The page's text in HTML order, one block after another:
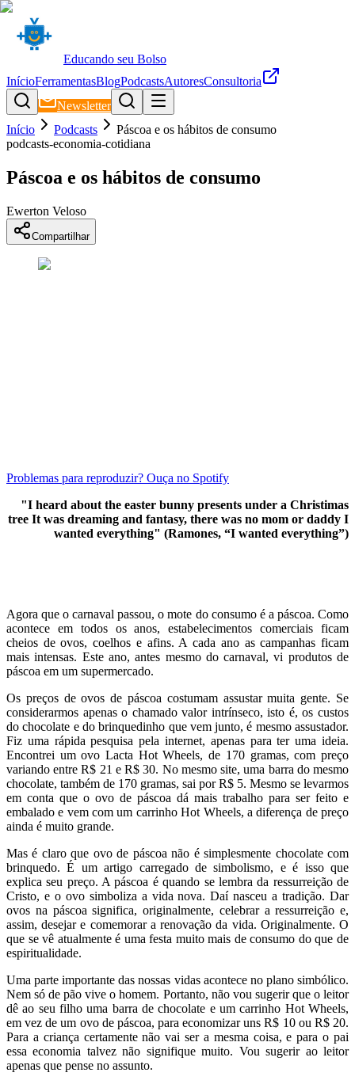
Educando seu Bolso
InícioFerramentasBlogPodcastsAutoresConsultoria
Newsletter
Início
Podcasts
Páscoa e os hábitos de consumo
podcasts-economia-cotidiana
Páscoa e os hábitos de consumo
Ewerton Veloso
Compartilhar
Problemas para reproduzir? Ouça no Spotify
"I heard about the easter bunny presents under a Christimas
tree It was dreaming and fantasy, there was no mom or daddy I
wanted everything" (Ramones, “I wanted everything”)
Agora que o carnaval passou, o mote do consumo é a páscoa. Como
acontece em todos os anos, estabelecimentos comerciais ficam
cheios de ovos, coelhos e afins. A cada ano as campanhas ficam
mais intensas. Este ano, antes mesmo do carnaval, vi produtos de
páscoa em um supermercado.
Os preços de ovos de páscoa costumam assustar muita gente. Se
considerarmos apenas o chamado valor intrínseco, isto é, os custos
do chocolate e do brinquedinho que vem junto, é mesmo assustador.
Fiz uma rápida pesquisa pela internet, apenas para ter uma ideia.
Encontrei um ovo Lacta Hot Wheels, de 170 gramas, com preço
variando entre R$ 21 e R$ 30. No mesmo site, uma barra do mesmo
chocolate, também de 170 gramas, sai por R$ 5. Mesmo se levarmos
em conta que o ovo de páscoa dá mais trabalho para ser feito e
embalado e vem com um carrinho Hot Wheels, a diferença de preço
ainda é muito grande.
Mas é claro que ovo de páscoa não é simplesmente chocolate com
brinquedo. É um artigo carregado de simbolismo, e é isso que
explica seu preço. A páscoa é quando se lembra da ressurreição de
Cristo, e o ovo simboliza a vida nova. Daí nasceu a tradição. Dar
ovos na páscoa significa, originalmente, celebrar a ressurreição e,
assim, desejar e comemorar a renovação da vida. Originalmente. O
que se vê atualmente é uma festa muito mais de consumo do que de
espiritualidade.
Uma parte importante das nossas vidas acontece no plano simbólico.
Nem só de pão vive o homem. Portanto, não vou sugerir que o leitor
dê ao seu filho uma barra de chocolate e um carrinho Hot Wheels,
em vez de um ovo de páscoa, para economizar uns R$ 10 ou R$ 20.
Para a criança certamente não vai ser a mesma coisa, e para o pai
essa economia talvez não signifique muito. Vou sugerir ao leitor
apenas que pense no assunto.